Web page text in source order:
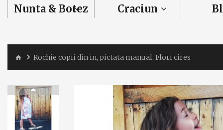
Nunta & Botez
Craciun
Rochie copii din in, pictata manual, Flori cires